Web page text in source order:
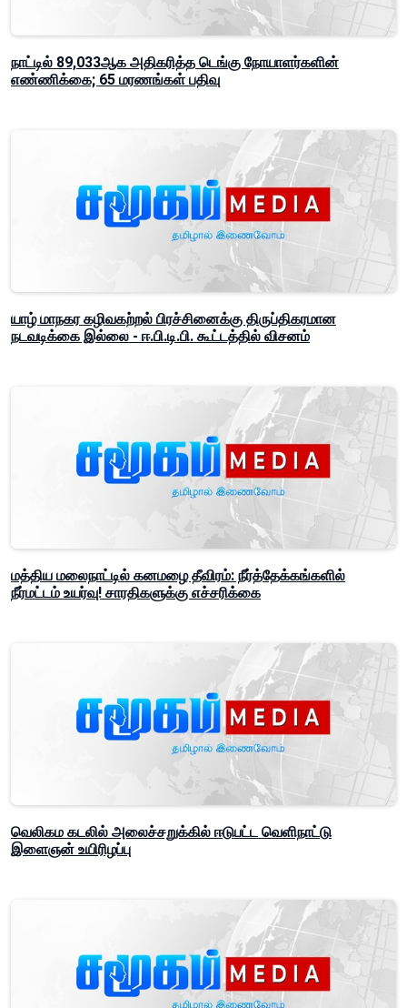
நாட்டில் 89,033ஆக அதிகரித்த டெங்கு நோயாளர்களின்
எண்ணிக்கை; 65 மரணங்கள் பதிவு
யாழ் மாநகர கழிவகற்றல் பிரச்சினைக்கு திருப்திகரமான
நடவடிக்கை இல்லை - ஈ.பி.டி.பி. கூட்டத்தில் விசனம்
மத்திய மலைநாட்டில் கனமழை தீவிரம்: நீர்த்தேக்கங்களில்
நீர்மட்டம் உயர்வு! சாரதிகளுக்கு எச்சரிக்கை
வெலிகம கடலில் அலைச்சறுக்கில் ஈடுபட்ட வெளிநாட்டு
இளைஞன் உயிரிழப்பு